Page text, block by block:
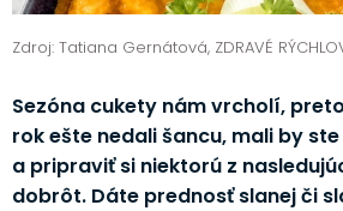
Zdroj: Tatiana Gernátová, ZDRAVÉ
Sezóna cukety nám vrcholí,
rok ešte nedali šancu, mali by
a pripraviť si niektorú z
dobrôt. Dáte prednosť slanej či